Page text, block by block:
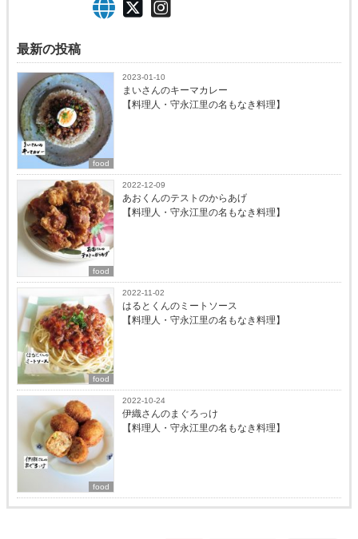
最新の投稿
food
2023-01-10
まいさんのキーマカレー
【料理人・守永江里の名もなき料理】
food
2022-12-09
あおくんのテストのからあげ
【料理人・守永江里の名もなき料理】
food
2022-11-02
はるとくんのミートソース
【料理人・守永江里の名もなき料理】
food
2022-10-24
伊織さんのまぐろっけ
【料理人・守永江里の名もなき料理】